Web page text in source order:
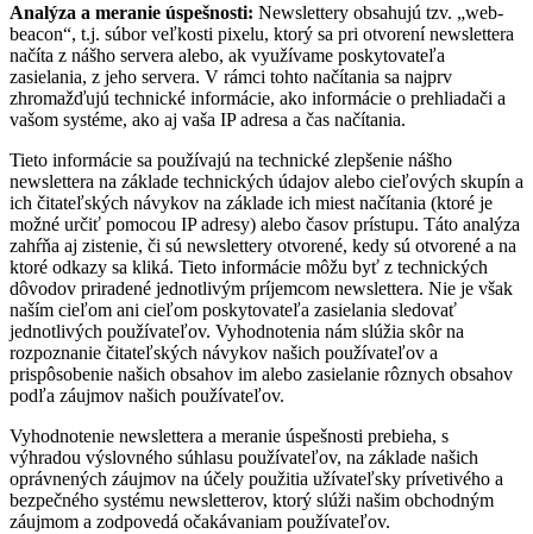
Analýza a meranie úspešnosti: Newslettery obsahujú tzv. „web-
beacon“, t.j. súbor veľkosti pixelu, ktorý sa pri otvorení newslettera
načíta z nášho servera alebo, ak využívame poskytovateľa
zasielania, z jeho servera. V rámci tohto načítania sa najprv
zhromažďujú technické informácie, ako informácie o prehliadači a
vašom systéme, ako aj vaša IP adresa a čas načítania.
Tieto informácie sa používajú na technické zlepšenie nášho
newslettera na základe technických údajov alebo cieľových skupín a
ich čitateľských návykov na základe ich miest načítania (ktoré je
možné určiť pomocou IP adresy) alebo časov prístupu. Táto analýza
zahŕňa aj zistenie, či sú newslettery otvorené, kedy sú otvorené a na
ktoré odkazy sa kliká. Tieto informácie môžu byť z technických
dôvodov priradené jednotlivým príjemcom newslettera. Nie je však
naším cieľom ani cieľom poskytovateľa zasielania sledovať
jednotlivých používateľov. Vyhodnotenia nám slúžia skôr na
rozpoznanie čitateľských návykov našich používateľov a
prispôsobenie našich obsahov im alebo zasielanie rôznych obsahov
podľa záujmov našich používateľov.
Vyhodnotenie newslettera a meranie úspešnosti prebieha, s
výhradou výslovného súhlasu používateľov, na základe našich
oprávnených záujmov na účely použitia užívateľsky prívetivého a
bezpečného systému newsletterov, ktorý slúži našim obchodným
záujmom a zodpovedá očakávaniam používateľov.